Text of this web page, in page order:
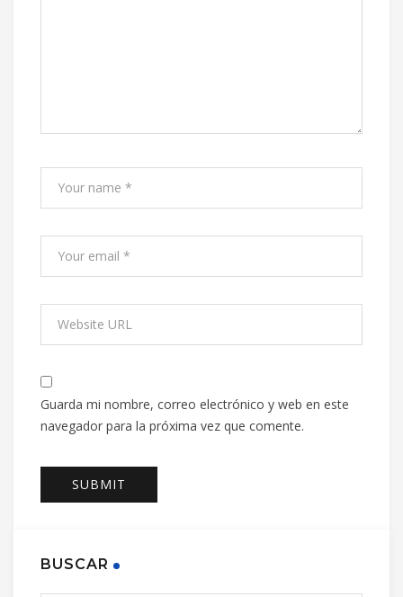
Guarda mi nombre, correo electrónico y web en este
navegador para la próxima vez que comente.
BUSCAR